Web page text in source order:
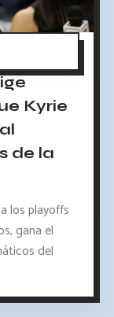
Kyrie
de la
los playoffs
gana el
del